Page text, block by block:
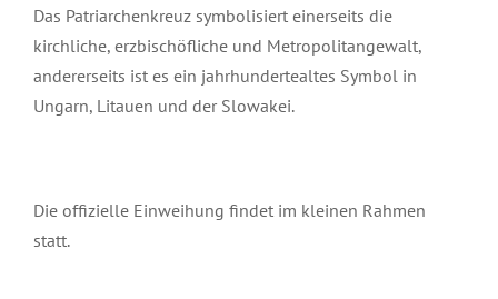
Das Patriarchenkreuz symbolisiert einerseits die
kirchliche, erzbischöfliche und Metropolitangewalt,
andererseits ist es ein jahrhundertealtes Symbol in
Ungarn, Litauen und der Slowakei.
Die offizielle Einweihung findet im kleinen Rahmen
statt.